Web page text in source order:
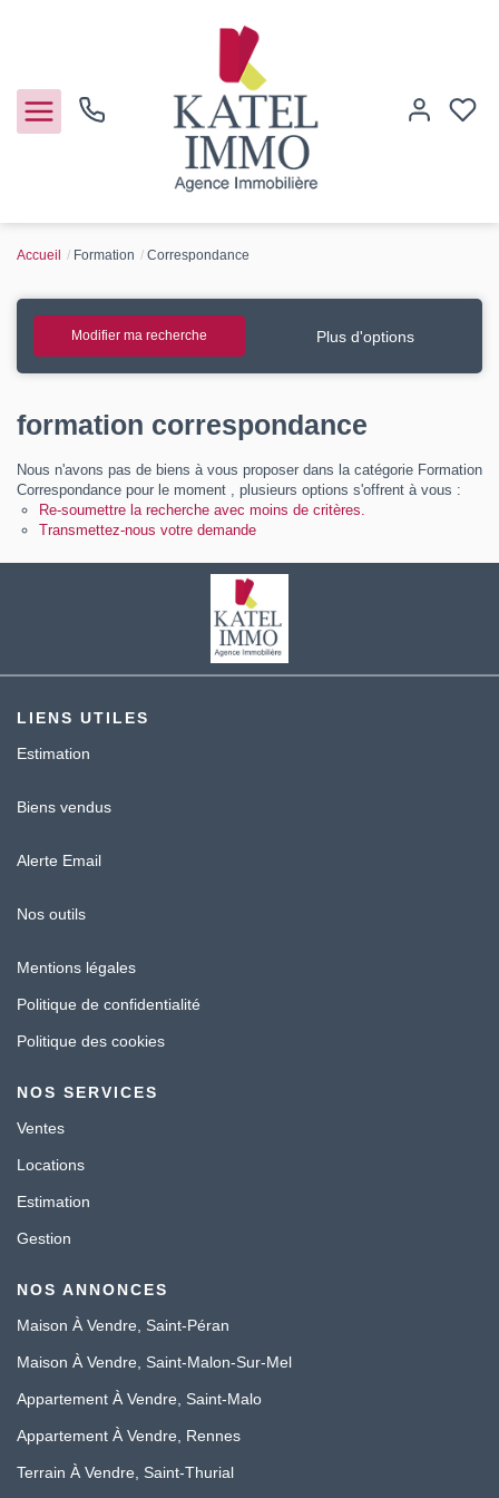
Vendre
Guide de l'immo
Contact
Katel Viager
Accueil Formation Correspondance
Modifier ma recherche Plus d'options
formation correspondance
Nous n'avons pas de biens à vous proposer dans la catégorie Formation
Correspondance pour le moment , plusieurs options s'offrent à vous :
Re-soumettre la recherche avec moins de critères.
Transmettez-nous votre demande
LIENS UTILES
Estimation
Biens vendus
Alerte Email
Nos outils
Mentions légales
Politique de confidentialité
Politique des cookies
NOS SERVICES
Ventes
Locations
Estimation
Gestion
NOS ANNONCES
Maison À Vendre, Saint-Péran
Maison À Vendre, Saint-Malon-Sur-Mel
Appartement À Vendre, Saint-Malo
Appartement À Vendre, Rennes
Terrain À Vendre, Saint-Thurial